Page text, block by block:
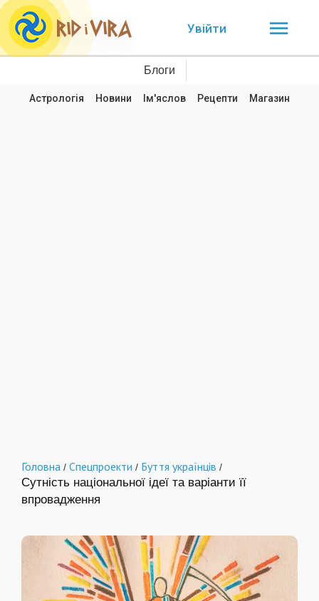
Увійти
Блоги
Астрологія Новини Ім'яслов Рецепти Магазин
Головна / Спецпроекти / Буття українців /
Сутність національної ідеї та варіанти її
впровадження